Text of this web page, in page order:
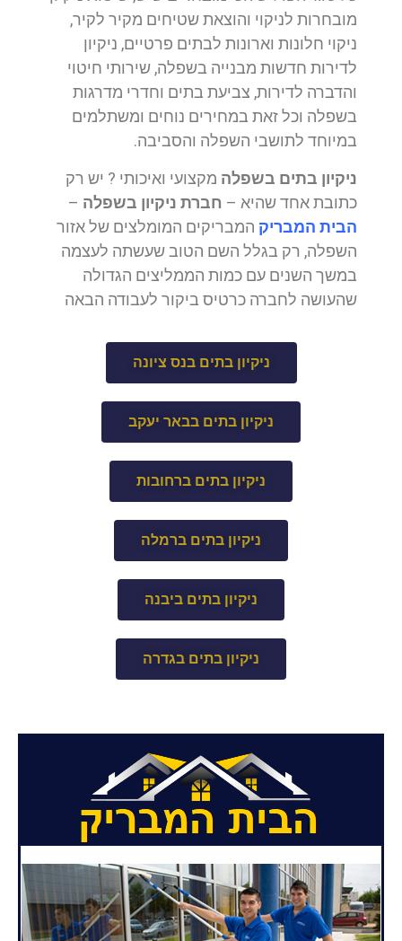
מובחרות לניקוי והוצאת שטיחים מקיר לקיר,
ניקוי חלונות וארונות לבתים פרטיים, ניקיון
לדירות חדשות מבנייה בשפלה, שירותי חיטוי
והדברה לדירות, צביעת בתים וחדרי מדרגות
בשפלה וכל זאת במחירים נוחים ומשתלמים
במיוחד לתושבי השפלה והסביבה.
ניקיון בתים בשפלה מקצועי ואיכותי ? יש רק
כתובת אחד שהיא – חברת ניקיון בשפלה –
הבית המבריק המבריקים המומלצים של אזור
השפלה, רק בגלל השם הטוב שעשתה לעצמה
במשך השנים עם כמות הממליצים הגדולה
שהעושה לחברה כרטיס ביקור לעבודה הבאה
ניקיון בתים בנס ציונה
ניקיון בתים בבאר יעקב
ניקיון בתים ברחובות
ניקיון בתים ברמלה
ניקיון בתים ביבנה
ניקיון בתים בגדרה